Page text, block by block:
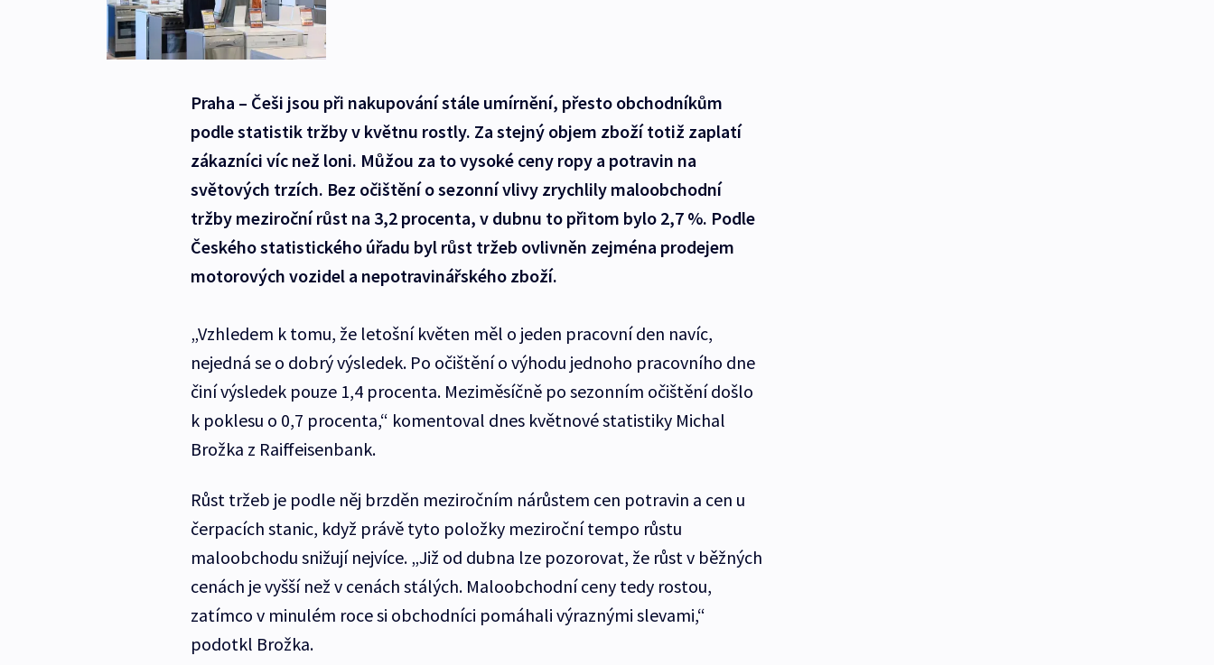
Praha – Češi jsou při nakupování stále umírnění, přesto obchodníkům
podle statistik tržby v květnu rostly. Za stejný objem zboží totiž zaplatí
zákazníci víc než loni. Můžou za to vysoké ceny ropy a potravin na
světových trzích. Bez očištění o sezonní vlivy zrychlily maloobchodní
tržby meziroční růst na 3,2 procenta, v dubnu to přitom bylo 2,7 %. Podle
Českého statistického úřadu byl růst tržeb ovlivněn zejména prodejem
motorových vozidel a nepotravinářského zboží.
„Vzhledem k tomu, že letošní květen měl o jeden pracovní den navíc,
nejedná se o dobrý výsledek. Po očištění o výhodu jednoho pracovního dne
činí výsledek pouze 1,4 procenta. Meziměsíčně po sezonním očištění došlo
k poklesu o 0,7 procenta,“ komentoval dnes květnové statistiky Michal
Brožka z Raiffeisenbank.
Růst tržeb je podle něj brzděn meziročním nárůstem cen potravin a cen u
čerpacích stanic, když právě tyto položky meziroční tempo růstu
maloobchodu snižují nejvíce. „Již od dubna lze pozorovat, že růst v běžných
cenách je vyšší než v cenách stálých. Maloobchodní ceny tedy rostou,
zatímco v minulém roce si obchodníci pomáhali výraznými slevami,“
podotkl Brožka.